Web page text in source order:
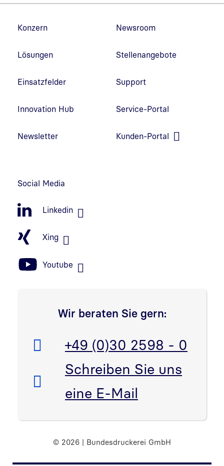
Konzern
Lösungen
Einsatzfelder
Innovation Hub
Newsletter
Newsroom
Stellenangebote
Support
Service-Portal
Kunden-Portal
Social Media
Linkedin
Xing
Youtube
Wir beraten Sie gern:
Telefon:
+49 (0)30 2598 - 0
E-Mail:
Schreiben Sie uns
eine E-Mail
© 2026 | Bundesdruckerei GmbH